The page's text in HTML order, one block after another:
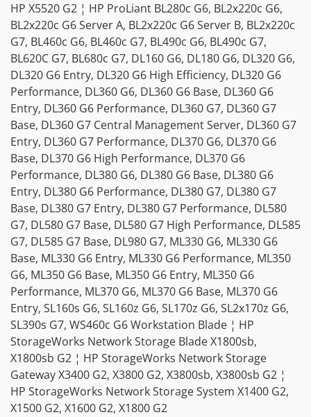
HP X5520 G2 ¦ HP ProLiant BL280c G6, BL2x220c G6,
BL2x220c G6 Server A, BL2x220c G6 Server B, BL2x220c
G7, BL460c G6, BL460c G7, BL490c G6, BL490c G7,
BL620C G7, BL680c G7, DL160 G6, DL180 G6, DL320 G6,
DL320 G6 Entry, DL320 G6 High Efficiency, DL320 G6
Performance, DL360 G6, DL360 G6 Base, DL360 G6
Entry, DL360 G6 Performance, DL360 G7, DL360 G7
Base, DL360 G7 Central Management Server, DL360 G7
Entry, DL360 G7 Performance, DL370 G6, DL370 G6
Base, DL370 G6 High Performance, DL370 G6
Performance, DL380 G6, DL380 G6 Base, DL380 G6
Entry, DL380 G6 Performance, DL380 G7, DL380 G7
Base, DL380 G7 Entry, DL380 G7 Performance, DL580
G7, DL580 G7 Base, DL580 G7 High Performance, DL585
G7, DL585 G7 Base, DL980 G7, ML330 G6, ML330 G6
Base, ML330 G6 Entry, ML330 G6 Performance, ML350
G6, ML350 G6 Base, ML350 G6 Entry, ML350 G6
Performance, ML370 G6, ML370 G6 Base, ML370 G6
Entry, SL160s G6, SL160z G6, SL170z G6, SL2x170z G6,
SL390s G7, WS460c G6 Workstation Blade ¦ HP
StorageWorks Network Storage Blade X1800sb,
X1800sb G2 ¦ HP StorageWorks Network Storage
Gateway X3400 G2, X3800 G2, X3800sb, X3800sb G2 ¦
HP StorageWorks Network Storage System X1400 G2,
X1500 G2, X1600 G2, X1800 G2